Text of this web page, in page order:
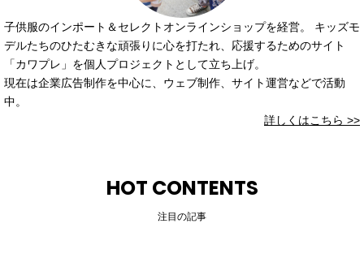
子供服のインポート＆セレクトオンラインショップを経営。 キッズモ
デルたちのひたむきな頑張りに心を打たれ、応援するためのサイト
「カワプレ」を個人プロジェクトとして立ち上げ。
現在は企業広告制作を中心に、ウェブ制作、サイト運営などで活動
中。
詳しくはこちら >>
HOT CONTENTS
注目の記事